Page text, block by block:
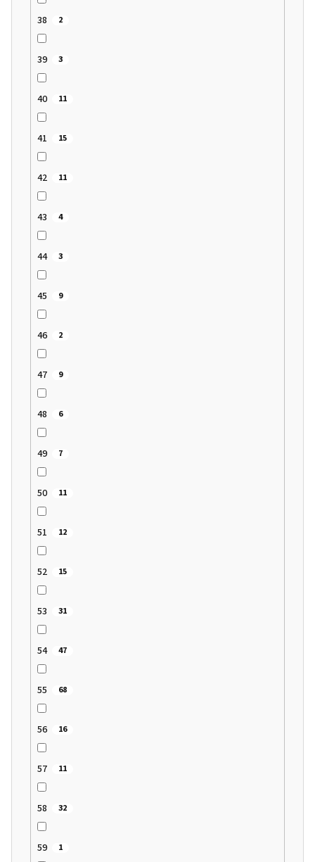
38 2
39 3
40 11
41 15
42 11
43 4
44 3
45 9
46 2
47 9
48 6
49 7
50 11
51 12
52 15
53 31
54 47
55 68
56 16
57 11
58 32
59 1